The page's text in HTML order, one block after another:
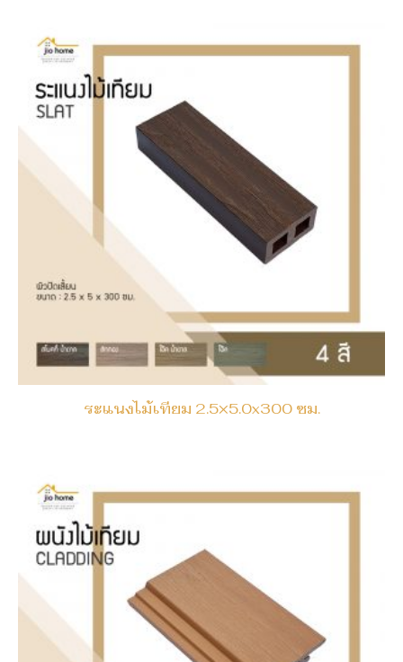
ระแนงไม้เทียม 2.5×5.0x300 ซม.